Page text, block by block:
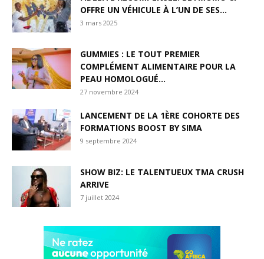
OFFRE UN VÉHICULE À L’UN DE SES...
3 mars 2025
GUMMIES : LE TOUT PREMIER
COMPLÉMENT ALIMENTAIRE POUR LA
PEAU HOMOLOGUÉ...
27 novembre 2024
LANCEMENT DE LA 1ÈRE COHORTE DES
FORMATIONS BOOST BY SIMA
9 septembre 2024
SHOW BIZ: LE TALENTUEUX TMA CRUSH
ARRIVE
7 juillet 2024